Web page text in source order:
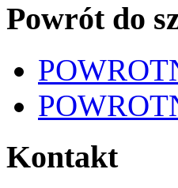
Powrót do
Kontakt